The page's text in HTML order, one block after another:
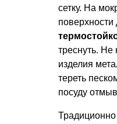
сетку. На
поверхности
треснуть. Не
изделия
тереть
посуду
Традиционно